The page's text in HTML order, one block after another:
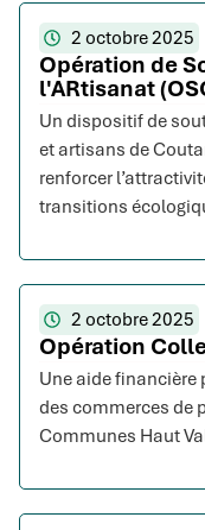
2 octobre 2025
Opération de
l'ARtisanat
Un dispositif de
et artisans de
renforcer
transitions
2 octobre 2025
Opération
Une aide financière
des commerces de
Communes Haut